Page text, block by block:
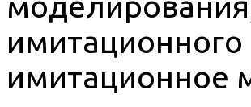
имитационное